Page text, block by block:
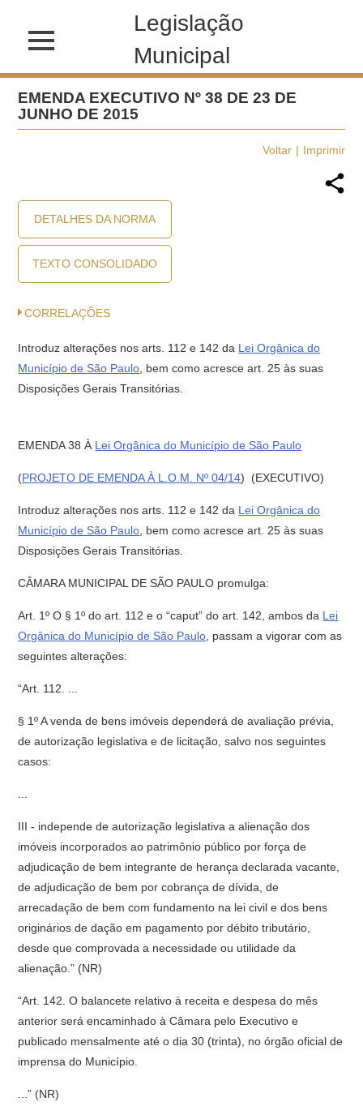
Legislação
Municipal
EMENDA EXECUTIVO Nº 38 DE 23 DE
JUNHO DE 2015
Voltar Imprimir
DETALHES DA NORMA
TEXTO CONSOLIDADO
CORRELAÇÕES
Introduz alterações nos arts. 112 e 142 da Lei Orgânica do
Município de São Paulo , bem como acresce art. 25 às suas
Disposições Gerais Transitórias.
EMENDA 38 À Lei Orgânica do Município de São Paulo
(PROJETO DE EMENDA À L.O.M. Nº 04/14) (EXECUTIVO)
Introduz alterações nos arts. 112 e 142 da Lei Orgânica do
Município de São Paulo , bem como acresce art. 25 às suas
Disposições Gerais Transitórias.
CÂMARA MUNICIPAL DE SÃO PAULO promulga:
Art. 1º O § 1º do art. 112 e o “caput” do art. 142, ambos da Lei
Orgânica do Município de São Paulo , passam a vigorar com as
seguintes alterações:
“Art. 112. ...
§ 1º A venda de bens imóveis dependerá de avaliação prévia,
de autorização legislativa e de licitação, salvo nos seguintes
casos:
III - independe de autorização legislativa a alienação dos
imóveis incorporados ao patrimônio público por força de
adjudicação de bem integrante de herança declarada vacante,
de adjudicação de bem por cobrança de dívida, de
arrecadação de bem com fundamento na lei civil e dos bens
originários de dação em pagamento por débito tributário,
desde que comprovada a necessidade ou utilidade da
alienação.” (NR)
“Art. 142. O balancete relativo à receita e despesa do mês
anterior será encaminhado à Câmara pelo Executivo e
publicado mensalmente até o dia 30 (trinta), no órgão oficial de
imprensa do Município.
...” (NR)